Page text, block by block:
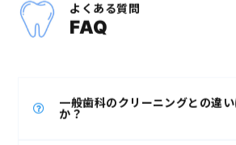
よくある質問
FAQ
一般歯科のクリーニングとの違
か？